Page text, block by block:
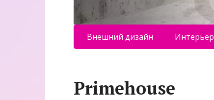
Внешний дизайн Интерьер
Primehouse